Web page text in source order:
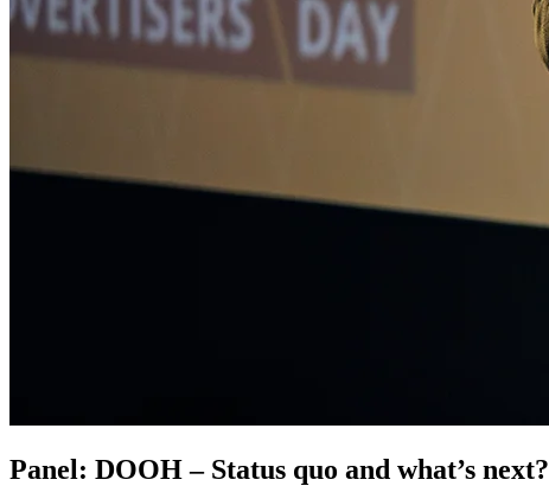
Panel: DOOH – Status quo and what’s next?